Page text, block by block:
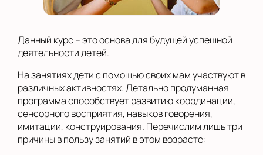
Данный курс – это основа для будущей успешной
деятельности детей.
На занятиях дети с помощью своих мам участвуют в
различных активностях. Детально продуманная
программа способствует развитию координации,
сенсорного восприятия, навыков говорения,
имитации, конструирования. Перечислим лишь три
причины в пользу занятий в этом возрасте: